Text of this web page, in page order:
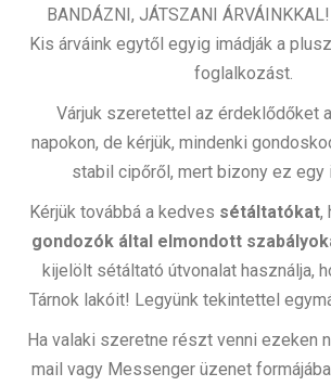
BANDÁZNI, JÁTSZANI
Kis árváink egytől egyig imádják a
foglalkozást.
Várjuk szeretettel az érdeklődőket
napokon, de kérjük, mindenki
stabil cipőről, mert bizony ez egy
Kérjük továbbá a kedves sétáltatókat,
gondozók által elmondott
kijelölt sétáltató útvonalat használja,
Tárnok lakóit! Legyünk tekintettel
Ha valaki szeretne részt venni ezeken
mail vagy Messenger üzenet